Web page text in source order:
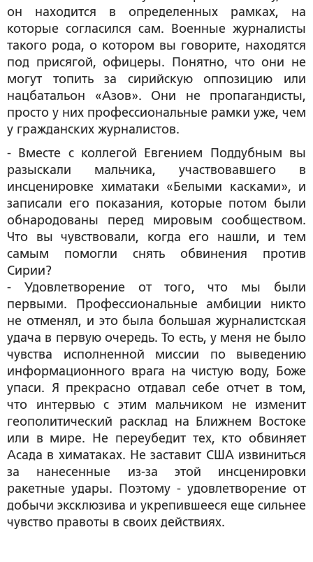
он находится в определенных рамках, на
которые согласился сам. Военные журналисты
такого рода, о котором вы говорите, находятся
под присягой, офицеры. Понятно, что они не
могут топить за сирийскую оппозицию или
нацбатальон «Азов». Они не пропагандисты,
просто у них профессиональные рамки уже, чем
у гражданских журналистов.
- Вместе с коллегой Евгением Поддубным вы
разыскали мальчика, участвовавшего в
инсценировке химатаки «Белыми касками», и
записали его показания, которые потом были
обнародованы перед мировым сообществом.
Что вы чувствовали, когда его нашли, и тем
самым помогли снять обвинения против
Сирии?
- Удовлетворение от того, что мы были
первыми. Профессиональные амбиции никто
не отменял, и это была большая журналистская
удача в первую очередь. То есть, у меня не было
чувства исполненной миссии по выведению
информационного врага на чистую воду, Боже
упаси. Я прекрасно отдавал себе отчет в том,
что интервью с этим мальчиком не изменит
геополитический расклад на Ближнем Востоке
или в мире. Не переубедит тех, кто обвиняет
Асада в химатаках. Не заставит США извиниться
за нанесенные из-за этой инсценировки
ракетные удары. Поэтому - удовлетворение от
добычи эксклюзива и укрепившееся еще сильнее
чувство правоты в своих действиях.